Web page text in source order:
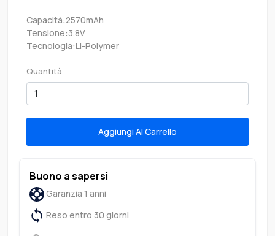
Capacità:2570mAh
Tensione:3.8V
Tecnologia:Li-Polymer
Quantità
Aggiungi Al Carrello
Buono a sapersi
Garanzia 1 anni
Reso entro 30 giorni